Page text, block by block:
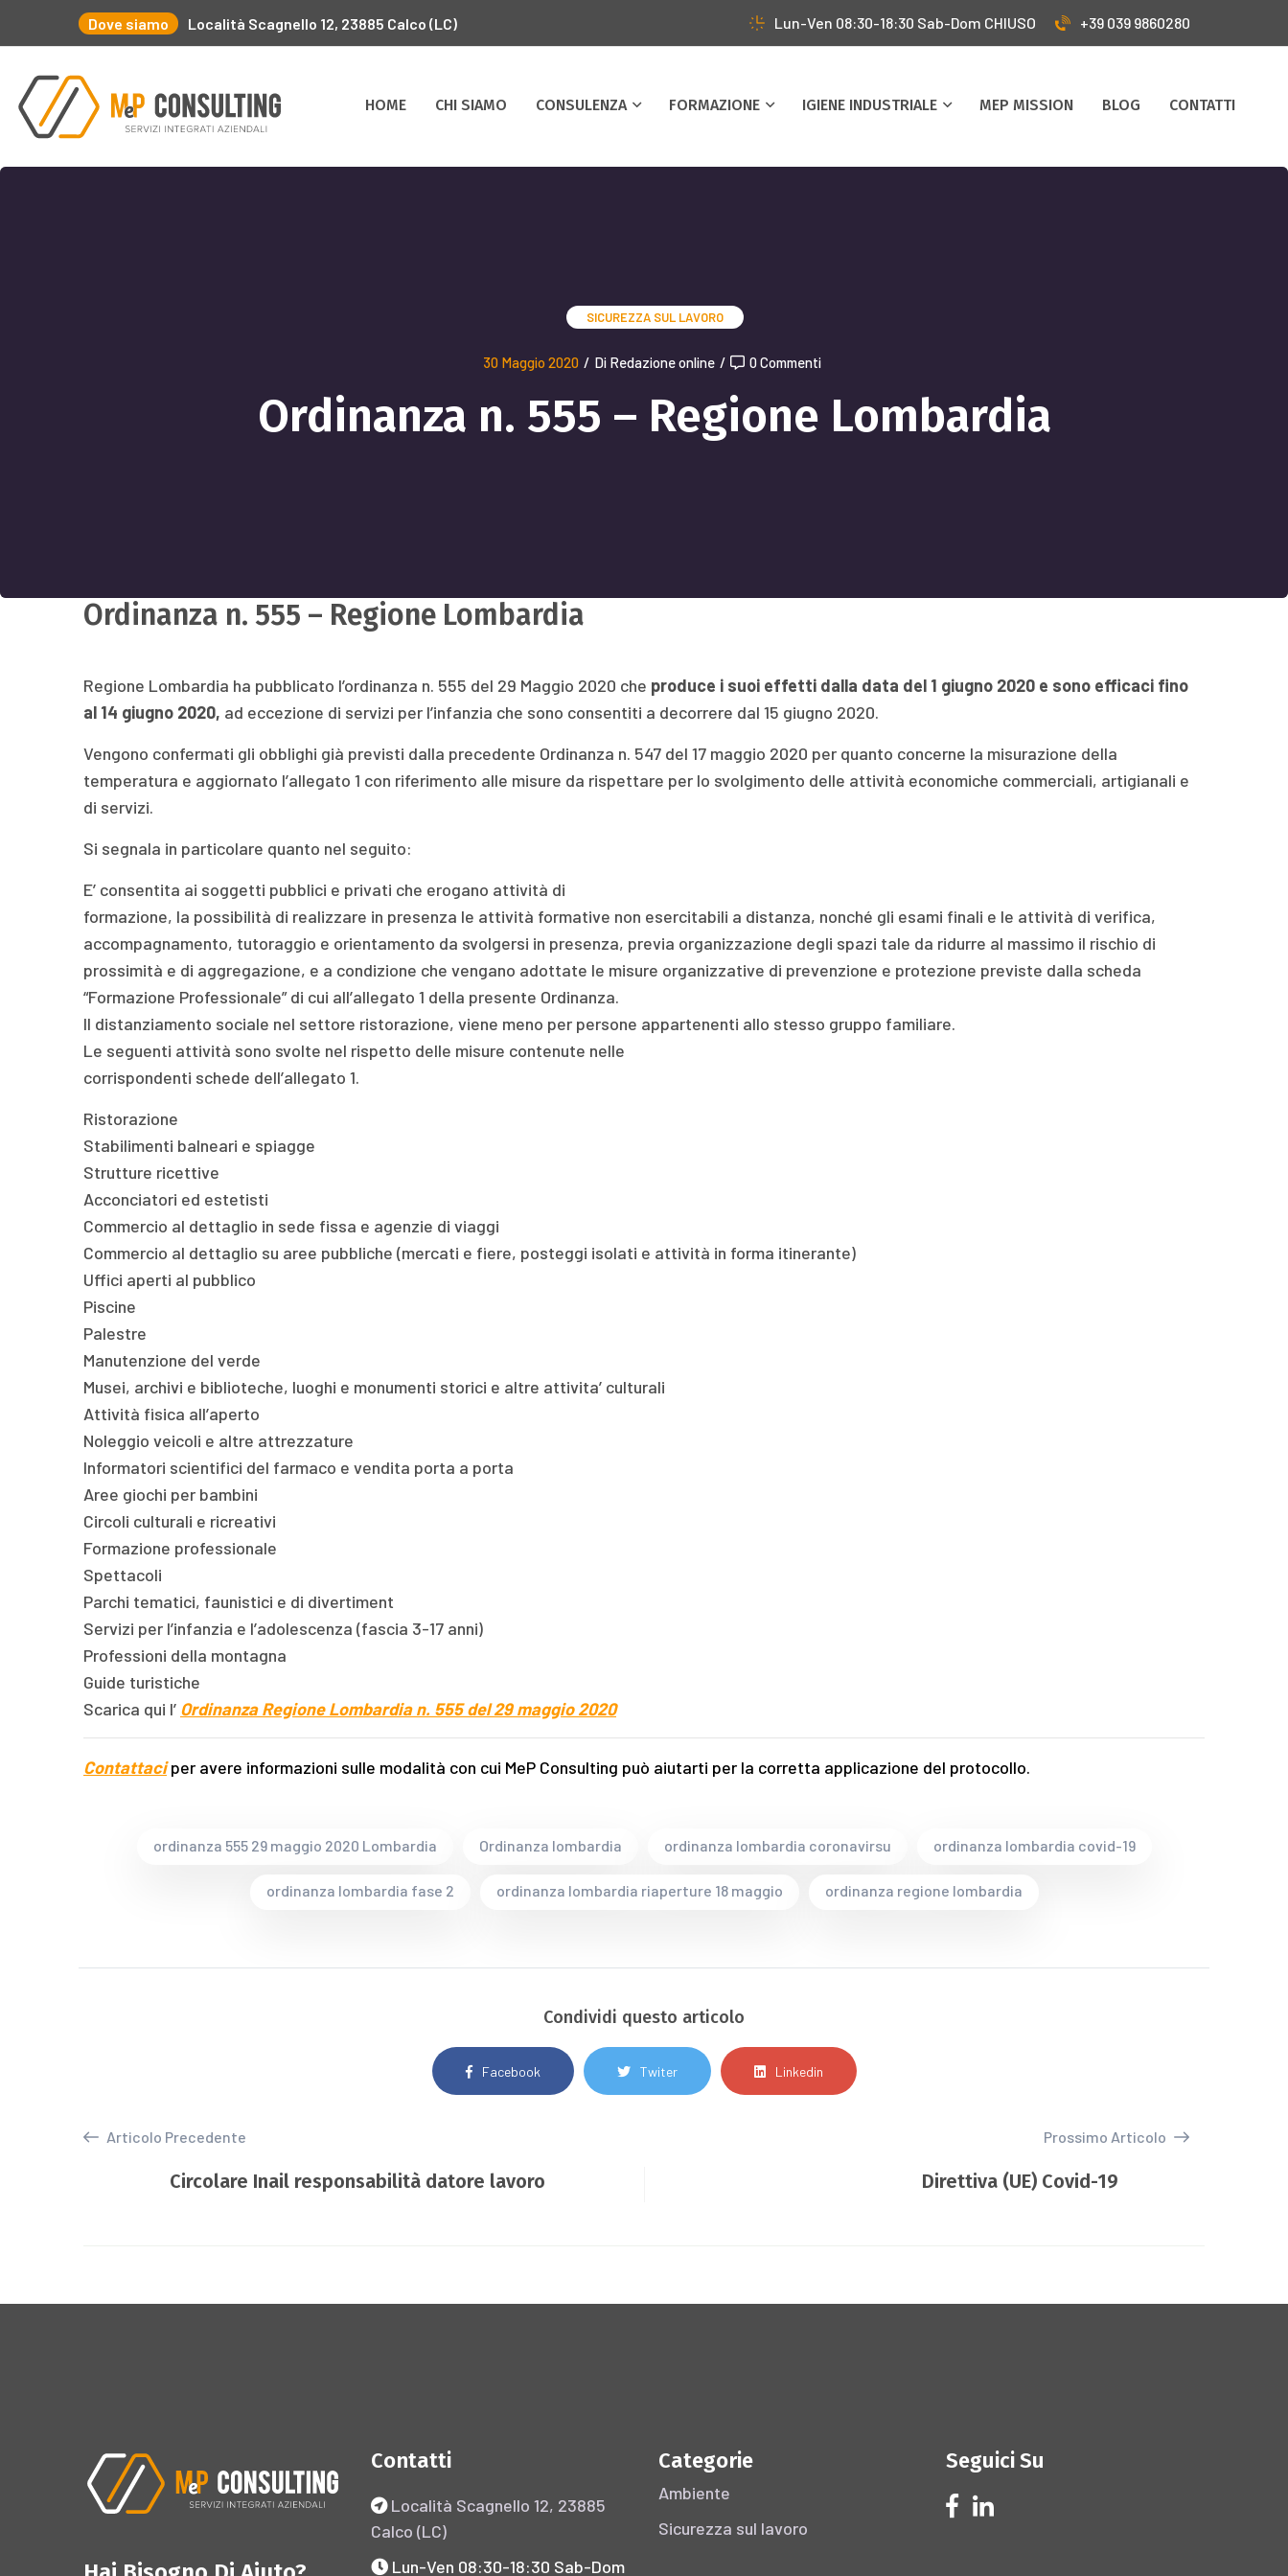
Dove siamo Località Scagnello 12, 23885 Calco (LC) Lun-Ven 08:30-18:30 Sab-Dom CHIUSO +39 039 9860280
HOME CHI SIAMO CONSULENZA FORMAZIONE IGIENE INDUSTRIALE MEP MISSION BLOG CONTATTI
SICUREZZA SUL LAVORO
30 Maggio 2020 / Di Redazione online / 0 Commenti
Ordinanza n. 555 – Regione Lombardia
Ordinanza n. 555 – Regione Lombardia
Regione Lombardia ha pubblicato l’ordinanza n. 555 del 29 Maggio 2020 che produce i suoi effetti dalla data del 1 giugno 2020 e sono efficaci fino
al 14 giugno 2020, ad eccezione di servizi per l’infanzia che sono consentiti a decorrere dal 15 giugno 2020.
Vengono confermati gli obblighi già previsti dalla precedente Ordinanza n. 547 del 17 maggio 2020 per quanto concerne la misurazione della
temperatura e aggiornato l’allegato 1 con riferimento alle misure da rispettare per lo svolgimento delle attività economiche commerciali, artigianali e
di servizi.
Si segnala in particolare quanto nel seguito:
E’ consentita ai soggetti pubblici e privati che erogano attività di
formazione, la possibilità di realizzare in presenza le attività formative non esercitabili a distanza, nonché gli esami finali e le attività di verifica,
accompagnamento, tutoraggio e orientamento da svolgersi in presenza, previa organizzazione degli spazi tale da ridurre al massimo il rischio di
prossimità e di aggregazione, e a condizione che vengano adottate le misure organizzative di prevenzione e protezione previste dalla scheda
“Formazione Professionale” di cui all’allegato 1 della presente Ordinanza.
Il distanziamento sociale nel settore ristorazione, viene meno per persone appartenenti allo stesso gruppo familiare.
Le seguenti attività sono svolte nel rispetto delle misure contenute nelle
corrispondenti schede dell’allegato 1.
Ristorazione
Stabilimenti balneari e spiagge
Strutture ricettive
Acconciatori ed estetisti
Commercio al dettaglio in sede fissa e agenzie di viaggi
Commercio al dettaglio su aree pubbliche (mercati e fiere, posteggi isolati e attività in forma itinerante)
Uffici aperti al pubblico
Piscine
Palestre
Manutenzione del verde
Musei, archivi e biblioteche, luoghi e monumenti storici e altre attivita’ culturali
Attività fisica all’aperto
Noleggio veicoli e altre attrezzature
Informatori scientifici del farmaco e vendita porta a porta
Aree giochi per bambini
Circoli culturali e ricreativi
Formazione professionale
Spettacoli
Parchi tematici, faunistici e di divertiment
Servizi per l’infanzia e l’adolescenza (fascia 3-17 anni)
Professioni della montagna
Guide turistiche
Scarica qui l’ Ordinanza Regione Lombardia n. 555 del 29 maggio 2020
Contattaci per avere informazioni sulle modalità con cui MeP Consulting può aiutarti per la corretta applicazione del protocollo.
ordinanza 555 29 maggio 2020 Lombardia Ordinanza lombardia ordinanza lombardia coronavirsu ordinanza lombardia covid-19
ordinanza lombardia fase 2 ordinanza lombardia riaperture 18 maggio ordinanza regione lombardia
Condividi questo articolo
Facebook Twiter Linkedin
Articolo Precedente
Circolare Inail responsabilità datore lavoro
Prossimo Articolo
Direttiva (UE) Covid-19
Contatti
Località Scagnello 12, 23885
Calco (LC)
Lun-Ven 08:30-18:30 Sab-Dom
Categorie
Ambiente
Sicurezza sul lavoro
Seguici Su